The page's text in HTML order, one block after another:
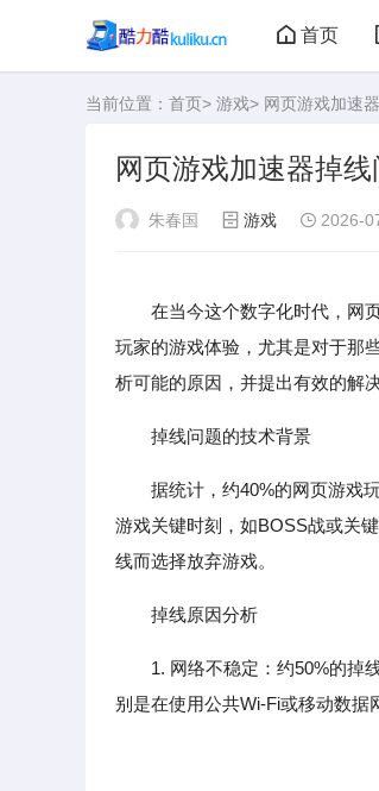
首页
大型游戏
当前位置： 首页> 游戏> 网页游戏加速
网页游戏加速器掉
朱春国 游戏 2026-
在当今这个数字化时代，网
玩家的游戏体验，尤其是对于那
析可能的原因，并提出有效的解
掉线问题的技术背景
据统计，约40%的网页游戏
游戏关键时刻，如BOSS战或关
线而选择放弃游戏。
掉线原因分析
1. 网络不稳定：约50%的掉
别是在使用公共Wi-Fi或移动数据